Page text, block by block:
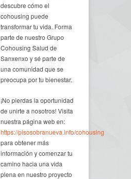
descubre cómo el
cohousing puede
transformar tu vida. Forma
parte de nuestro Grupo
Cohousing Salud de
Sanxenxo y sé parte de
una comunidad que se
preocupa por tu bienestar.
¡No pierdas la oportunidad
de unirte a nosotros! Visita
nuestra página web en:
https://pisosobranueva.info/cohousing
para obtener más
información y comenzar tu
camino hacia una vida
plena en nuestro proyecto